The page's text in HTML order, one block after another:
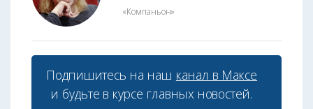
«Компаньон»
Подпишитесь на наш канал в Максе
и будьте в курсе главных новостей.